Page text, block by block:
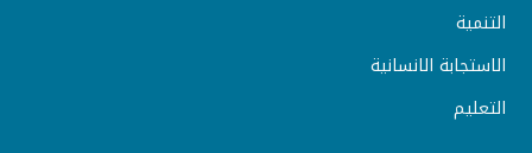
التنمية
الاستجابة الانسانية
التعليم